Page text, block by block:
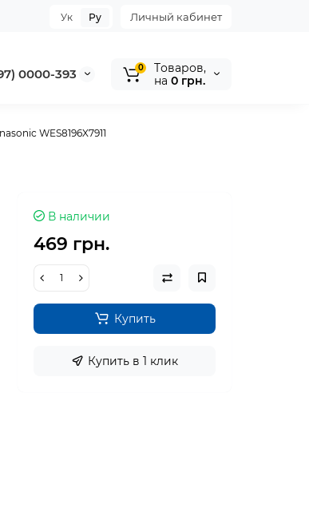
Личный кабинет
Ук Ру
0000-393 0
Tоваров,
на 0 грн.
WES8196X7911
В наличии
469 грн.
Купить
Купить в 1 клик